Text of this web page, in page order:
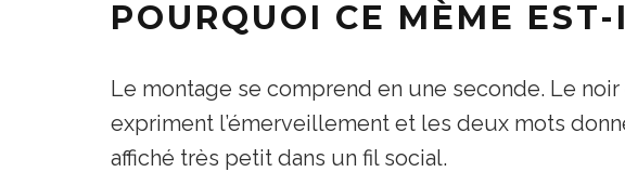
POURQUOI CE MÈME
Le montage se comprend en une seconde. Le
expriment l’émerveillement et les deux mots
affiché très petit dans un fil social.